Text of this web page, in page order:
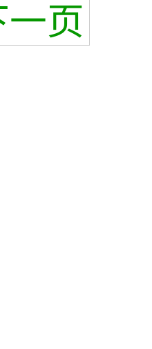
一页